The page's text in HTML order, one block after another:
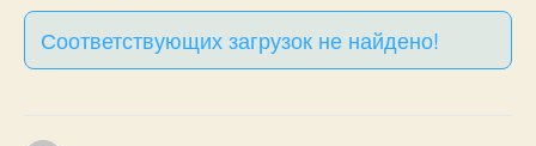
Соответствующих загрузок не найдено!